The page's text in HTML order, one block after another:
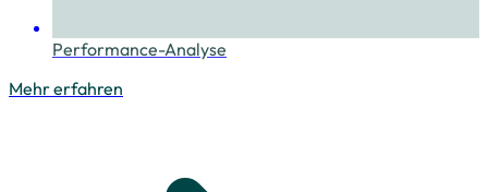
Performance-Analyse
Mehr erfahren